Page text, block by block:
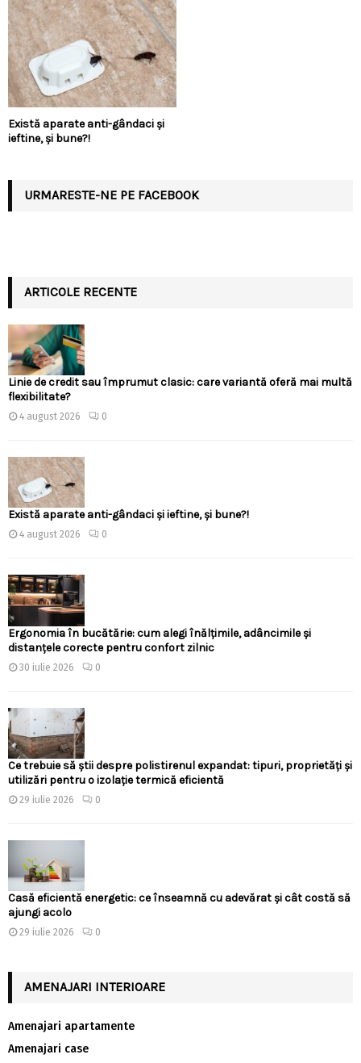
Există aparate anti-gândaci și
ieftine, și bune?!
URMARESTE-NE PE FACEBOOK
ARTICOLE RECENTE
Linie de credit sau împrumut clasic: care variantă oferă mai multă
flexibilitate?
4 august 2026 0
Există aparate anti-gândaci și ieftine, și bune?!
4 august 2026 0
Ergonomia în bucătărie: cum alegi înălțimile, adâncimile și
distanțele corecte pentru confort zilnic
30 iulie 2026 0
Ce trebuie să știi despre polistirenul expandat: tipuri, proprietăți și
utilizări pentru o izolație termică eficientă
29 iulie 2026 0
Casă eficientă energetic: ce înseamnă cu adevărat și cât costă să
ajungi acolo
29 iulie 2026 0
AMENAJARI INTERIOARE
Amenajari apartamente
Amenajari case